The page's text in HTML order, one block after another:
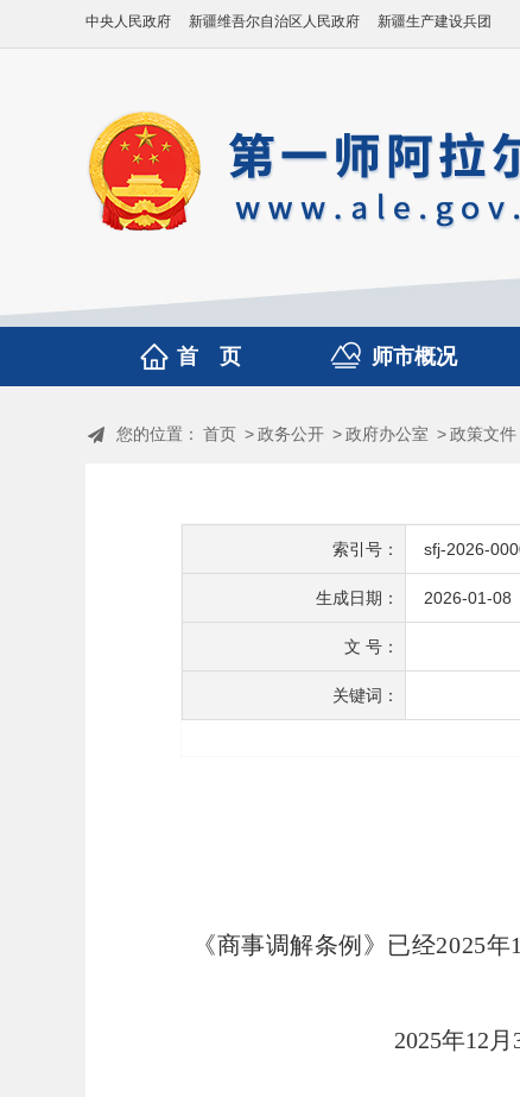
中央人民政府 新疆维吾尔自治区人民政府 新疆生产建设兵团
首 页 师市概况
您的位置： 首页 >政务公开 >政府办公室 >政策文件
索引号： sfj-2026-
生成日期： 2026-01-08
文 号：
关键词：
《商事调解条例》已经2025
2025年12月31